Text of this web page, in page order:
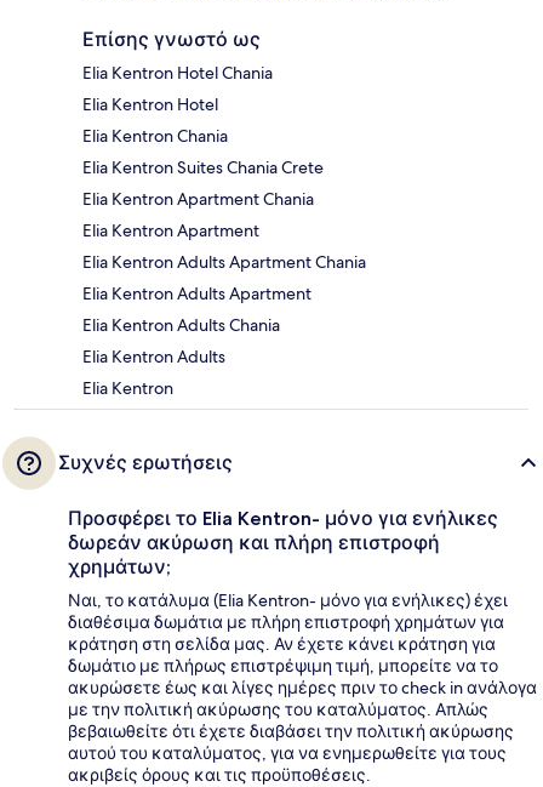
Επίσης γνωστό ως
Elia Kentron Hotel Chania
Elia Kentron Hotel
Elia Kentron Chania
Elia Kentron Suites Chania Crete
Elia Kentron Apartment Chania
Elia Kentron Apartment
Elia Kentron Adults Apartment Chania
Elia Kentron Adults Apartment
Elia Kentron Adults Chania
Elia Kentron Adults
Elia Kentron
Συχνές ερωτήσεις
Προσφέρει το Elia Kentron- μόνο για ενήλικες
δωρεάν ακύρωση και πλήρη επιστροφή
χρημάτων;
Ναι, το κατάλυμα (Elia Kentron- μόνο για ενήλικες) έχει
διαθέσιμα δωμάτια με πλήρη επιστροφή χρημάτων για
κράτηση στη σελίδα μας. Αν έχετε κάνει κράτηση για
δωμάτιο με πλήρως επιστρέψιμη τιμή, μπορείτε να το
ακυρώσετε έως και λίγες ημέρες πριν το check in ανάλογα
με την πολιτική ακύρωσης του καταλύματος. Απλώς
βεβαιωθείτε ότι έχετε διαβάσει την πολιτική ακύρωσης
αυτού του καταλύματος, για να ενημερωθείτε για τους
ακριβείς όρους και τις προϋποθέσεις.